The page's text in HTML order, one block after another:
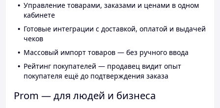
Управление товарами, заказами и ценами в одном
кабинете
Готовые интеграции с доставкой, оплатой и выдачей
чеков
Массовый импорт товаров — без ручного ввода
Рейтинг покупателей — продавец видит опыт
покупателя ещё до подтверждения заказа
Prom — для людей и бизнеса